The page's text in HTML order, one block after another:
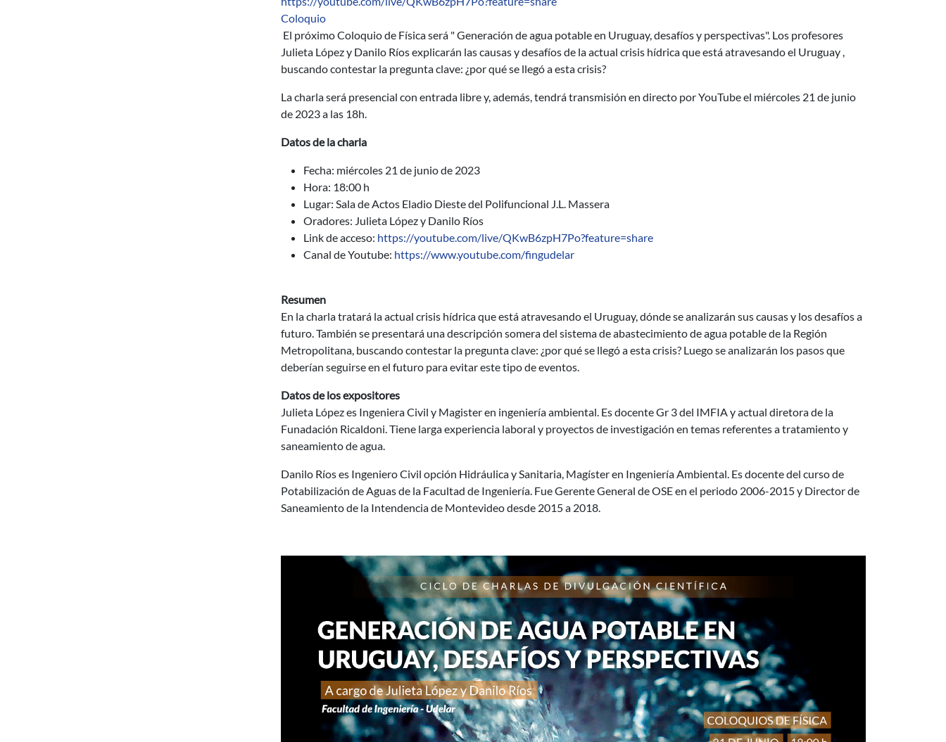
Coloquio
El próximo Coloquio de Física será " Generación de agua potable en Uruguay, desafíos y perspectivas". Los profesores
Julieta López y Danilo Ríos explicarán las causas y desafíos de la actual crisis hídrica que está atravesando el Uruguay ,
buscando contestar la pregunta clave: ¿por qué se llegó a esta crisis?
La charla será presencial con entrada libre y, además, tendrá transmisión en directo por YouTube el miércoles 21 de junio
de 2023 a las 18h.
Datos de la charla
Fecha: miércoles 21 de junio de 2023
Hora: 18:00 h
Lugar: Sala de Actos Eladio Dieste del Polifuncional J.L. Massera
Oradores: Julieta López y Danilo Ríos
Link de acceso: https://youtube.com/live/QKwB6zpH7Po?feature=share
Canal de Youtube: https://www.youtube.com/fingudelar
Resumen
En la charla tratará la actual crisis hídrica que está atravesando el Uruguay, dónde se analizarán sus causas y los desafíos a
futuro. También se presentará una descripción somera del sistema de abastecimiento de agua potable de la Región
Metropolitana, buscando contestar la pregunta clave: ¿por qué se llegó a esta crisis? Luego se analizarán los pasos que
deberían seguirse en el futuro para evitar este tipo de eventos.
Datos de los expositores
Julieta López es Ingeniera Civil y Magister en ingeniería ambiental. Es docente Gr 3 del IMFIA y actual diretora de la
Funadación Ricaldoni. Tiene larga experiencia laboral y proyectos de investigación en temas referentes a tratamiento y
saneamiento de agua.
Danilo Ríos es Ingeniero Civil opción Hidráulica y Sanitaria, Magíster en Ingeniería Ambiental. Es docente del curso de
Potabilización de Aguas de la Facultad de Ingeniería. Fue Gerente General de OSE en el periodo 2006-2015 y Director de
Saneamiento de la Intendencia de Montevideo desde 2015 a 2018.